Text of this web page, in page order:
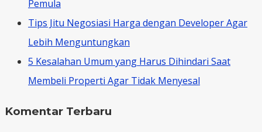
Pemula
Tips Jitu Negosiasi Harga dengan Developer Agar
Lebih Menguntungkan
5 Kesalahan Umum yang Harus Dihindari Saat
Membeli Properti Agar Tidak Menyesal
Komentar Terbaru